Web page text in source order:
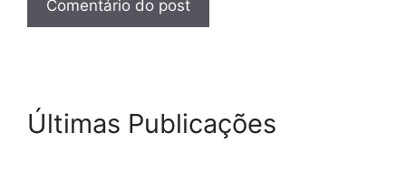
Últimas Publicações